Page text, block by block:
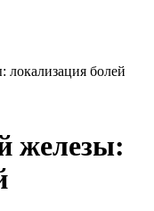
локализация болей
железы: